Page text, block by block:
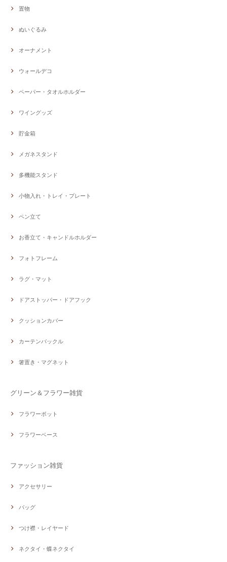
置物
ぬいぐるみ
オーナメント
ウォールデコ
ペーパー・タオルホルダー
ワイングッズ
貯金箱
メガネスタンド
多機能スタンド
小物入れ・トレイ・プレート
ペン立て
お香立て・キャンドルホルダー
フォトフレーム
ラグ・マット
ドアストッパー・ドアフック
クッションカバー
カーテンバックル
箸置き・マグネット
グリーン＆フラワー雑貨
フラワーポット
フラワーベース
ファッション雑貨
アクセサリー
バッグ
つけ襟・レイヤード
ネクタイ・蝶ネクタイ